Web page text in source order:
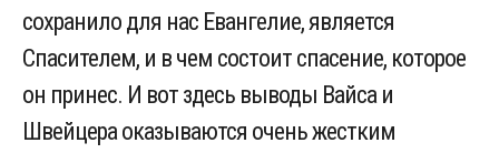
сохранило для нас Евангелие, является
Спасителем, и в чем состоит спасение, которое
он принес. И вот здесь выводы Вайса и
Швейцера оказываются очень жестким